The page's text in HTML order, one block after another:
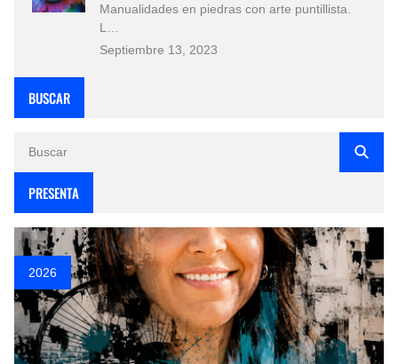
Manualidades en piedras con arte puntillista.
L…
Septiembre 13, 2023
BUSCAR
PRESENTA
2026